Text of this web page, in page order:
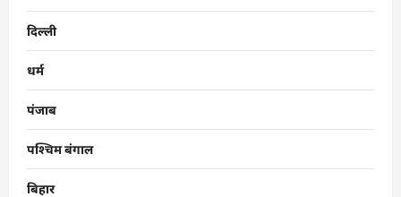
दिल्ली
धर्म
पंजाब
पश्चिम बंगाल
बिहार